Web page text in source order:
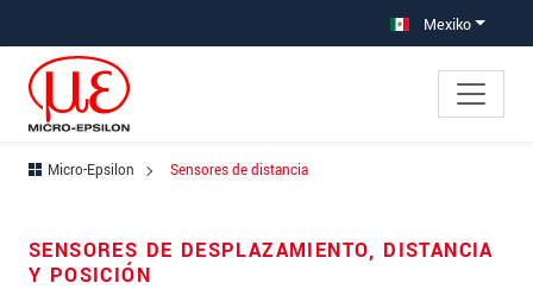
Saltar directamente a la navegación principal Mexiko
Micro-Epsilon Sensores de distancia
SENSORES DE DESPLAZAMIENTO, DISTANCIA
Y POSICIÓN
Your request for: Sensores de distancia